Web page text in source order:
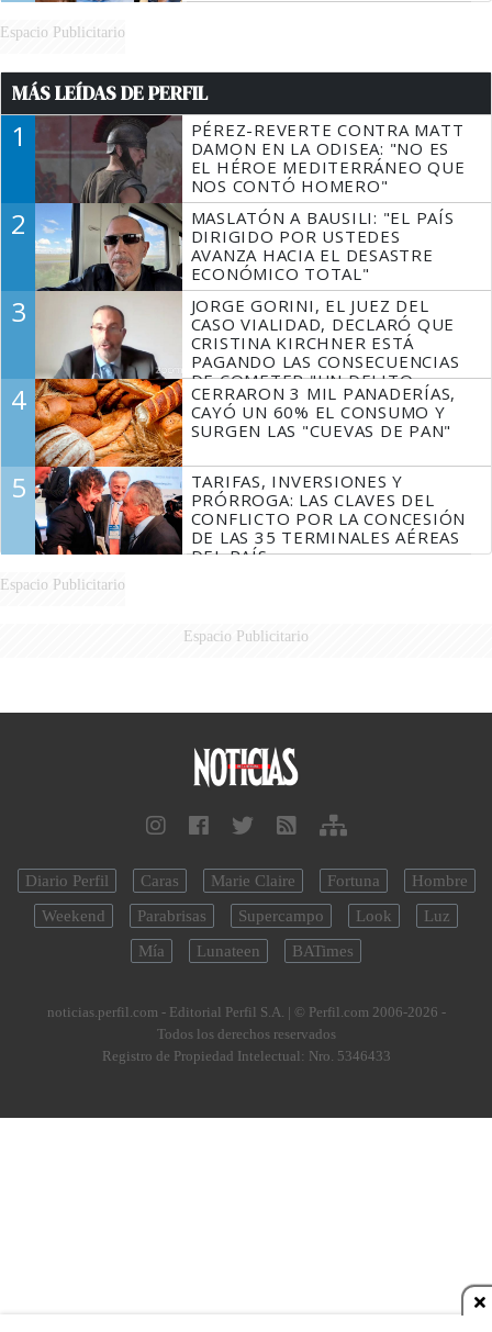
Espacio Publicitario
MÁS LEÍDAS DE PERFIL
1
PÉREZ-REVERTE CONTRA MATT
DAMON EN LA ODISEA: "NO ES
EL HÉROE MEDITERRÁNEO QUE
NOS CONTÓ HOMERO"
2
MASLATÓN A BAUSILI: "EL PAÍS
DIRIGIDO POR USTEDES
AVANZA HACIA EL DESASTRE
ECONÓMICO TOTAL"
3
JORGE GORINI, EL JUEZ DEL
CASO VIALIDAD, DECLARÓ QUE
CRISTINA KIRCHNER ESTÁ
PAGANDO LAS CONSECUENCIAS
DE COMETER "UN DELITO
COMPROBADO"
4
CERRARON 3 MIL PANADERÍAS,
CAYÓ UN 60% EL CONSUMO Y
SURGEN LAS "CUEVAS DE PAN"
5
TARIFAS, INVERSIONES Y
PRÓRROGA: LAS CLAVES DEL
CONFLICTO POR LA CONCESIÓN
DE LAS 35 TERMINALES AÉREAS
DEL PAÍS
Espacio Publicitario
Espacio Publicitario
Diario Perfil Caras Marie Claire Fortuna
Hombre
Weekend
Parabrisas Supercampo Look
Luz
Mía
Lunateen BATimes
noticias.perfil.com - Editorial Perfil S.A. | © Perfil.com 2006-2026 -
Todos los derechos reservados
Registro de Propiedad Intelectual: Nro. 5346433